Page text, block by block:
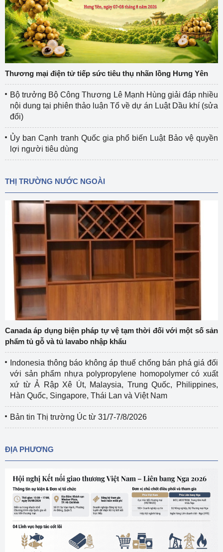
Thương mại điện tử tiếp sức tiêu thụ nhãn lồng Hưng Yên
Bộ trưởng Bộ Công Thương Lê Mạnh Hùng giải đáp nhiều
nội dung tại phiên thảo luận Tổ về dự án Luật Dầu khí (sửa
đổi)
Ủy ban Cạnh tranh Quốc gia phổ biến Luật Bảo vệ quyền
lợi người tiêu dùng
THỊ TRƯỜNG NƯỚC NGOÀI
Canada áp dụng biện pháp tự vệ tạm thời đối với một số sản
phẩm tủ gỗ và tủ lavabo nhập khẩu
Indonesia thông báo không áp thuế chống bán phá giá đối
với sản phẩm nhựa polypropylene homopolymer có xuất
xứ từ Ả Rập Xê Út, Malaysia, Trung Quốc, Philippines,
Hàn Quốc, Singapore, Thái Lan và Việt Nam
Bản tin Thị trường Úc từ 31/7-7/8/2026
ĐỊA PHƯƠNG